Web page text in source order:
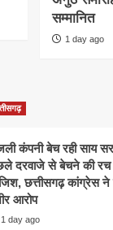
सम्मानित
1 day ago
कंपनी बेच रही साय
दरवाजे से बेचने की रच
छत्तीसगढ़ कांग्रेस ने
आरोप
1 day ago